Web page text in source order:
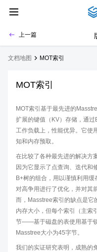
上一篇
文档地图 MOT索引
MOT索引
MOT索引基于最先进的
扩展的键值（KV）存储，通
工作负载上，性能优异。它使
知和内存预取。
在比较了各种最先进的解决方
因为它显示了点查询、迭代和
B+树的组合，用以谨慎利用
对高争用进行了优化，并对其
而，Masstree索引的缺点是它
内存大小，但每个索引（主索
节——基于磁盘的表使用基于
Masstree大小为45字节。
我们的实证研究表明，成熟的